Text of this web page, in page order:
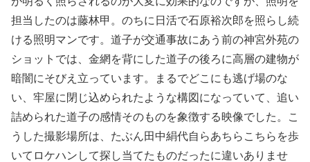
担当したのは藤林甲。のちに日活で石原裕次郎を照らし続
ける照明マンです。道子が交通事故にあう前の神宮外苑の
ショットでは、金網を背にした道子の後ろに高層の建物が
暗闇にそびえ立っています。まるでどこにも逃げ場のな
い、牢屋に閉じ込められたような構図になっていて、追い
詰められた道子の感情そのものを象徴する映像でした。こ
うした撮影場所は、たぶん田中絹代自らあちらこちらを歩
いてロケハンして探し当てたものだったに違いありませ